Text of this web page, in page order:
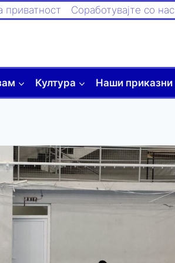
приватност Соработувајте со нас
Култура Наши приказни